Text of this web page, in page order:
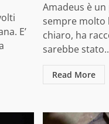
E’
Amadeus è
sempre molto
chiaro, ha
sarebbe
Read More